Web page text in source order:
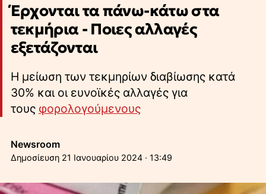
Έρχονται τα πάνω-κάτω στα
τεκμήρια - Ποιες αλλαγές
εξετάζονται
Η μείωση των τεκμηρίων διαβίωσης κατά
30% και οι ευνοϊκές αλλαγές για
τους φορολογούμενους
Newsroom
21 Ιανουαρίου 2024 · 13:49